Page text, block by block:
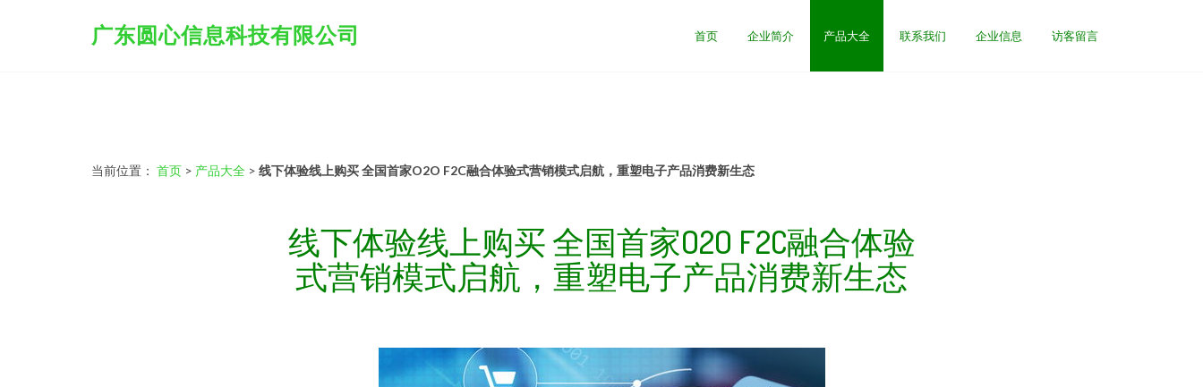
广东圆心信息科技有限公司 首页 企业简介 产品大全 联系我们 企业信息 访客留言
当前位置： 首页 > 产品大全 > 线下体验线上购买 全国首家O2O F2C融合体验式营销模式启航，重塑电子产品消费新生态
线下体验线上购买 全国首家O2O F2C融合体验
式营销模式启航，重塑电子产品消费新生态